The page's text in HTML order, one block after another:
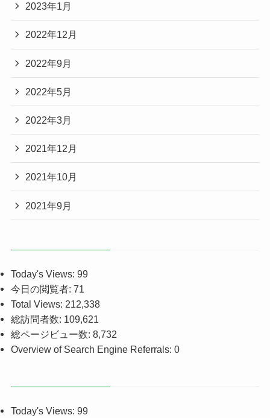
2023年1月
2022年12月
2022年9月
2022年5月
2022年3月
2021年12月
2021年10月
2021年9月
Today's Views: 99
今日の閲覧者: 71
Total Views: 212,338
総訪問者数: 109,621
総ページビュー数: 8,732
Overview of Search Engine Referrals: 0
Today's Views: 99